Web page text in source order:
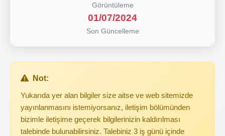
Görüntüleme
01/07/2024
Son Güncelleme
Not:
Yukarıda yer alan bilgiler size aitse ve web sitemizde
yayınlanmasını istemiyorsanız, iletişim bölümünden
bizimle iletişime geçerek bilgilerinizin kaldırılması
talebinde bulunabilirsiniz. Talebiniz 3 iş günü içinde